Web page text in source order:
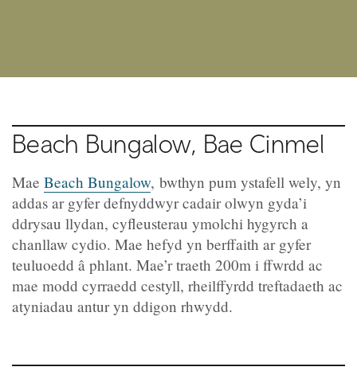
Beach Bungalow, Bae Cinmel
Mae Beach Bungalow, bwthyn pum ystafell wely, yn
addas ar gyfer defnyddwyr cadair olwyn gyda’i
ddrysau llydan, cyfleusterau ymolchi hygyrch a
chanllaw cydio. Mae hefyd yn berffaith ar gyfer
teuluoedd â phlant. Mae’r traeth 200m i ffwrdd ac
mae modd cyrraedd cestyll, rheilffyrdd treftadaeth ac
atyniadau antur yn ddigon rhwydd.